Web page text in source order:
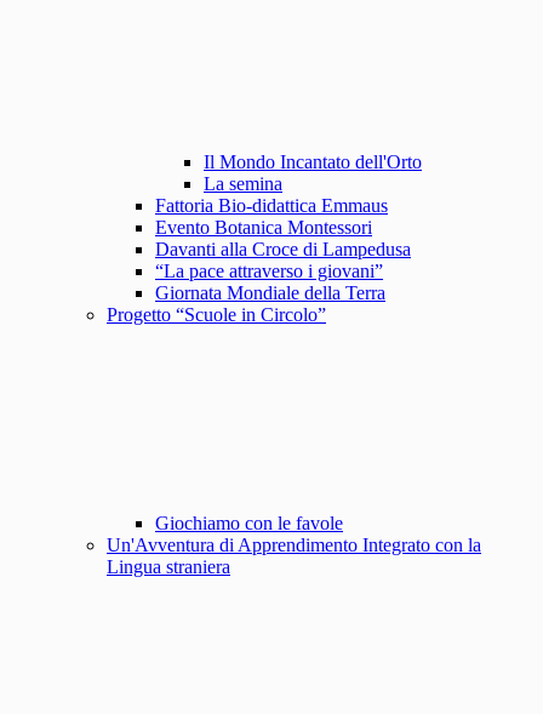
Il Mondo Incantato dell'Orto
La semina
Fattoria Bio-didattica Emmaus
Evento Botanica Montessori
Davanti alla Croce di Lampedusa
“La pace attraverso i giovani”
Giornata Mondiale della Terra
Progetto “Scuole in Circolo”
Giochiamo con le favole
Un'Avventura di Apprendimento Integrato con la
Lingua straniera